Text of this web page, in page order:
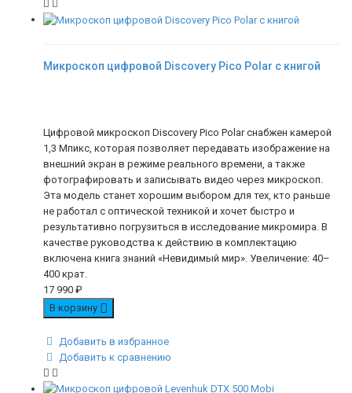
Микроскоп цифровой Discovery Pico Polar с книгой
Цифровой микроскоп Discovery Pico Polar снабжен камерой
1,3 Мпикс, которая позволяет передавать изображение на
внешний экран в режиме реального времени, а также
фотографировать и записывать видео через микроскоп.
Эта модель станет хорошим выбором для тех, кто раньше
не работал с оптической техникой и хочет быстро и
результативно погрузиться в исследование микромира. В
качестве руководства к действию в комплектацию
включена книга знаний «Невидимый мир». Увеличение: 40–
400 крат.
17 990 ₽
В корзину
Добавить в избранное
Добавить к сравнению